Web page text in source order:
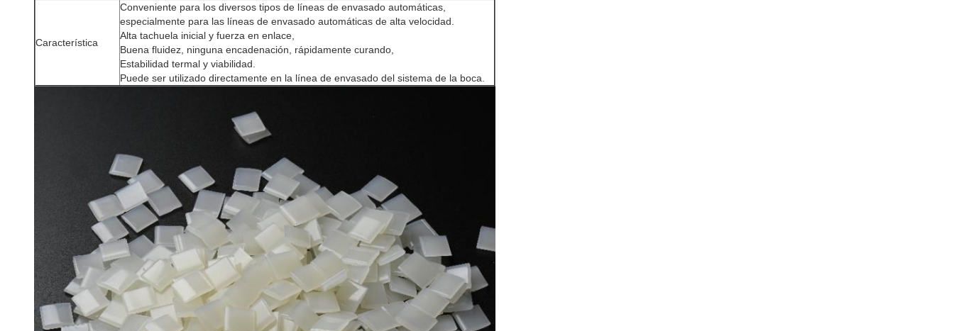
Característica
Conveniente para los diversos tipos de líneas de envasado automáticas,
especialmente para las líneas de envasado automáticas de alta velocidad.
Alta tachuela inicial y fuerza en enlace,
Buena fluidez, ninguna encadenación, rápidamente curando,
Estabilidad termal y viabilidad.
Puede ser utilizado directamente en la línea de envasado del sistema de la boca.